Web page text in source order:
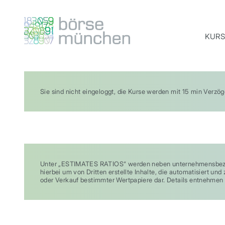
Sie sind nicht eingeloggt, die Kurse werden mit 15 min
Unter „ESTIMATES RATIOS“ werden neben
hierbei um von Dritten erstellte Inhalte, die automatisiert
oder Verkauf bestimmter Wertpapiere dar. Details